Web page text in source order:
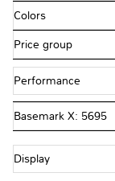
Colors
Price group
Performance
Basemark X: 5695
Display